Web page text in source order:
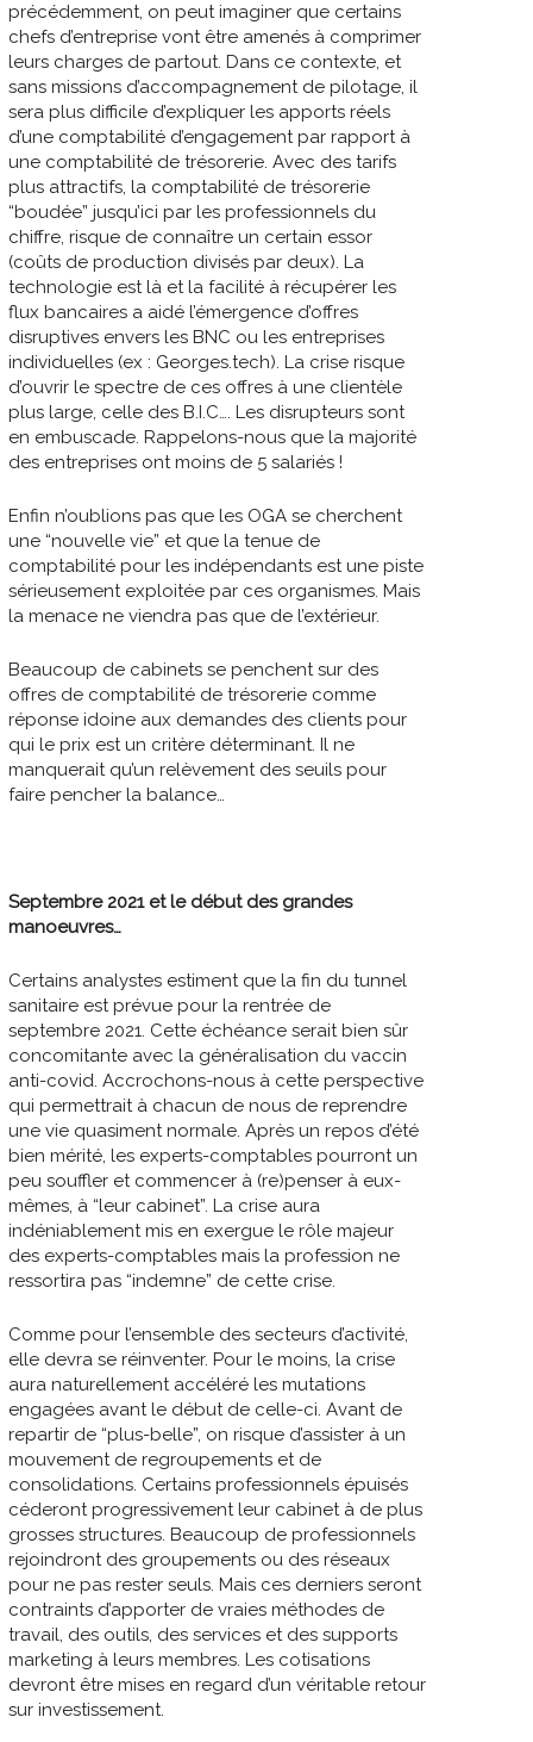
précédemment, on peut imaginer que certains
chefs d’entreprise vont être amenés à comprimer
leurs charges de partout. Dans ce contexte, et
sans missions d’accompagnement de pilotage, il
sera plus difficile d’expliquer les apports réels
d’une comptabilité d’engagement par rapport à
une comptabilité de trésorerie. Avec des tarifs
plus attractifs, la comptabilité de trésorerie
“boudée” jusqu’ici par les professionnels du
chiffre, risque de connaître un certain essor
(coûts de production divisés par deux). La
technologie est là et la facilité à récupérer les
flux bancaires a aidé l’émergence d’offres
disruptives envers les BNC ou les entreprises
individuelles (ex : Georges.tech). La crise risque
d’ouvrir le spectre de ces offres à une clientèle
plus large, celle des B.I.C…. Les disrupteurs sont
en embuscade. Rappelons-nous que la majorité
des entreprises ont moins de 5 salariés !
Enfin n’oublions pas que les OGA se cherchent
une “nouvelle vie” et que la tenue de
comptabilité pour les indépendants est une piste
sérieusement exploitée par ces organismes. Mais
la menace ne viendra pas que de l’extérieur.
Beaucoup de cabinets se penchent sur des
offres de comptabilité de trésorerie comme
réponse idoine aux demandes des clients pour
qui le prix est un critère déterminant. Il ne
manquerait qu’un relèvement des seuils pour
faire pencher la balance…
Septembre 2021 et le début des grandes
manoeuvres…
Certains analystes estiment que la fin du tunnel
sanitaire est prévue pour la rentrée de
septembre 2021. Cette échéance serait bien sûr
concomitante avec la généralisation du vaccin
anti-covid. Accrochons-nous à cette perspective
qui permettrait à chacun de nous de reprendre
une vie quasiment normale. Après un repos d’été
bien mérité, les experts-comptables pourront un
peu souffler et commencer à (re)penser à eux-
mêmes, à “leur cabinet”. La crise aura
indéniablement mis en exergue le rôle majeur
des experts-comptables mais la profession ne
ressortira pas “indemne” de cette crise.
Comme pour l’ensemble des secteurs d’activité,
elle devra se réinventer. Pour le moins, la crise
aura naturellement accéléré les mutations
engagées avant le début de celle-ci. Avant de
repartir de “plus-belle”, on risque d’assister à un
mouvement de regroupements et de
consolidations. Certains professionnels épuisés
céderont progressivement leur cabinet à de plus
grosses structures. Beaucoup de professionnels
rejoindront des groupements ou des réseaux
pour ne pas rester seuls. Mais ces derniers seront
contraints d’apporter de vraies méthodes de
travail, des outils, des services et des supports
marketing à leurs membres. Les cotisations
devront être mises en regard d’un véritable retour
sur investissement.